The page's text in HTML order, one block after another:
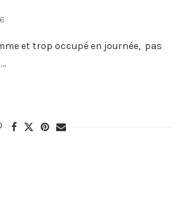
et trop occupé en journée, pas